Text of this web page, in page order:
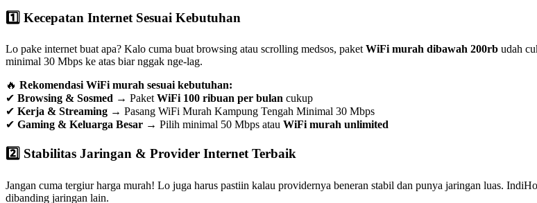
1️⃣ Kecepatan Internet Sesuai Kebutuhan
Lo pake internet buat apa? Kalo cuma buat browsing atau scrolling medsos, paket WiFi murah dibawah 200rb udah
minimal 30 Mbps ke atas biar nggak nge-lag.
🔥 Rekomendasi WiFi murah sesuai kebutuhan:
✔ Browsing & Sosmed → Paket WiFi 100 ribuan per bulan cukup
✔ Kerja & Streaming → Pasang WiFi Murah Kampung Tengah Minimal 30 Mbps
✔ Gaming & Keluarga Besar → Pilih minimal 50 Mbps atau WiFi murah unlimited
2️⃣ Stabilitas Jaringan & Provider Internet Terbaik
Jangan cuma tergiur harga murah! Lo juga harus pastiin kalau providernya beneran stabil dan punya jaringan luas.
dibanding jaringan lain.